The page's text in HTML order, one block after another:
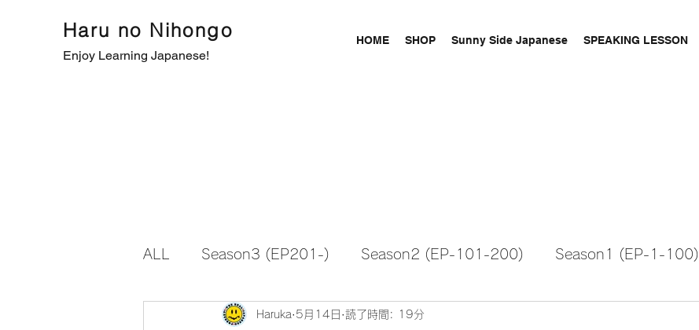
Haru no Nihongo
Enjoy Learning Japanese!
HOME SHOP Sunny Side Japanese SPEAKING LESSON
ALL Season3 (EP201-) Season2 (EP-101-200) Season1 (EP-1-100)
Haruka 5月14日 読了時間: 19分